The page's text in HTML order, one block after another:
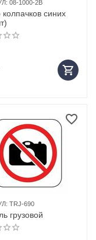
08-1000-2B
колпачков синих
TRJ-690
грузовой